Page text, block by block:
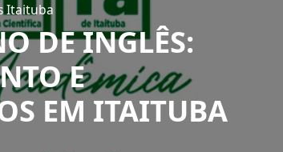
Itaituba
DE INGLÊS:
E
EM ITAITUBA